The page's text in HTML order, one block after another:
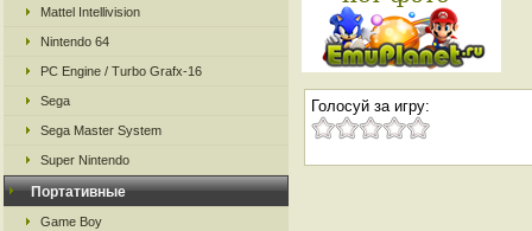
Mattel Intellivision
Nintendo 64
PC Engine / Turbo Grafx-16
Sega
Sega Master System
Super Nintendo
Портативные
Game Boy
Голосуй за игру: